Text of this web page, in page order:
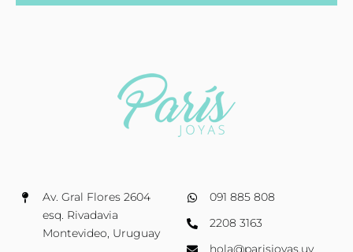
Av. Gral Flores 2604
esq. Rivadavia
Montevideo, Uruguay
091 885 808
2208 3163
hola@parisjoyas.uy